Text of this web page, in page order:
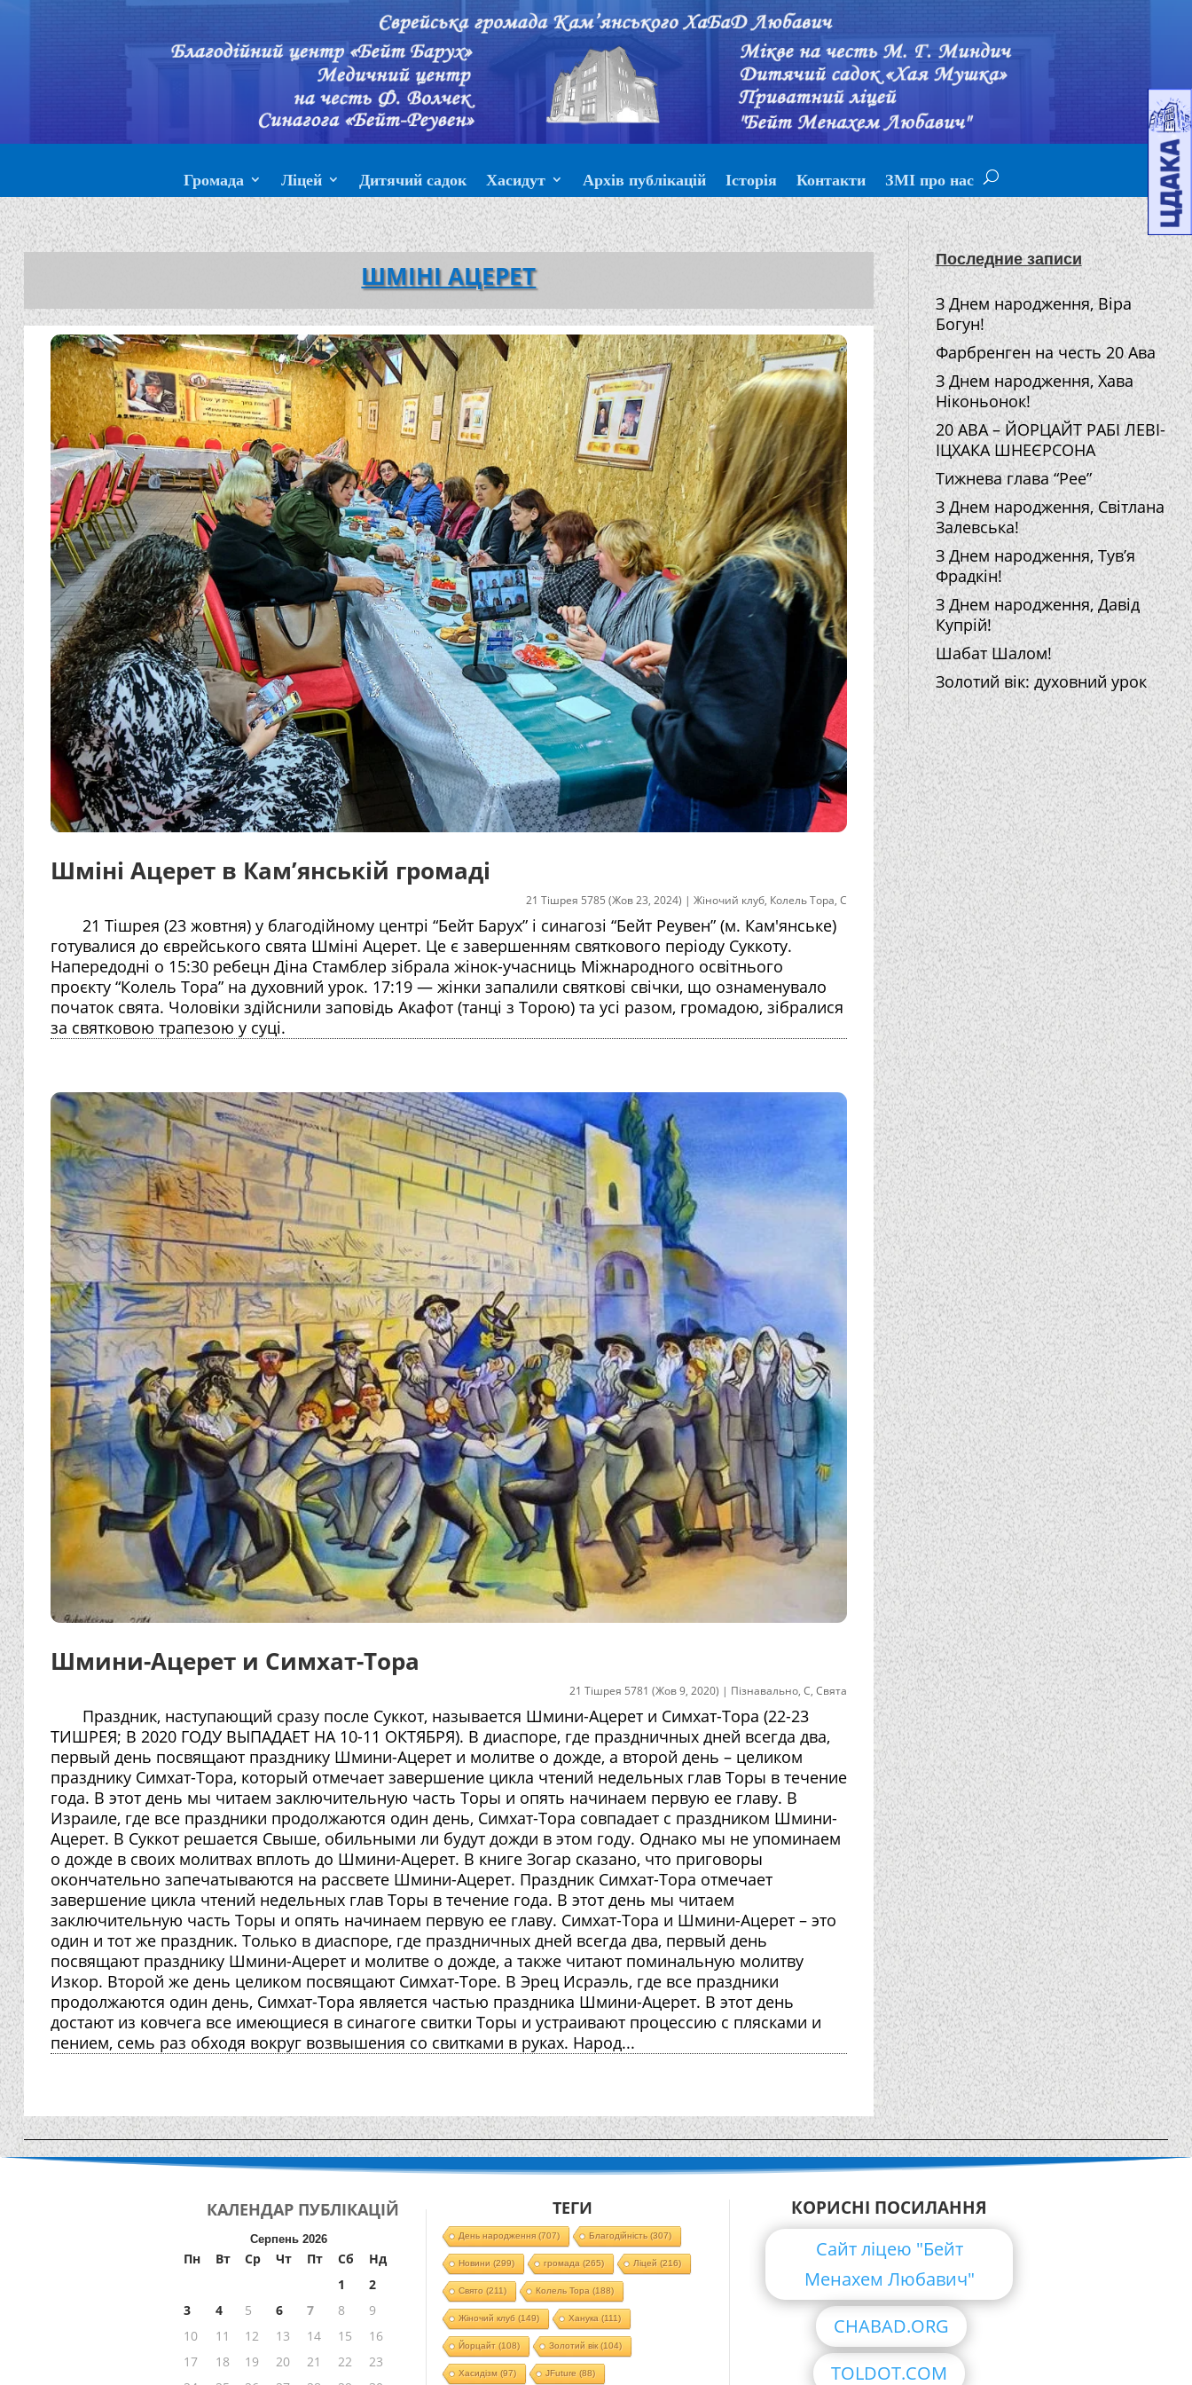
Громада Ліцей Дитячий садок Хасидут Архів публікацій Історія Контакти ЗМІ про нас
ШМІНІ АЦЕРЕТ
Шміні Ацерет в Кам’янській громаді
21 Тішрея 5785 (Жов 23, 2024) | Жіночий клуб, Колель Тора, С
21 Тішрея (23 жовтня) у благодійному центрі “Бейт Барух” і синагозі “Бейт Реувен” (м. Кам'янське)
готувалися до єврейського свята Шміні Ацерет. Це є завершенням святкового періоду Суккоту.
Напередодні о 15:30 ребецн Діна Стамблер зібрала жінок-учасниць Міжнародного освітнього
проєкту “Колель Тора” на духовний урок. 17:19 — жінки запалили святкові свічки, що ознаменувало
початок свята. Чоловіки здійснили заповідь Акафот (танці з Торою) та усі разом, громадою, зібралися
за святковою трапезою у суці.
Шмини-Ацерет и Симхат-Тора
21 Тішрея 5781 (Жов 9, 2020) | Пізнавально, С, Свята
Праздник, наступающий сразу после Суккот, называется Шмини-Ацерет и Симхат-Тора (22-23
ТИШРЕЯ; В 2020 ГОДУ ВЫПАДАЕТ НА 10-11 ОКТЯБРЯ). В диаспоре, где праздничных дней всегда два,
первый день посвящают празднику Шмини-Ацерет и молитве о дожде, а второй день – целиком
празднику Симхат-Тора, который отмечает завершение цикла чтений недельных глав Торы в течение
года. В этот день мы читаем заключительную часть Торы и опять начинаем первую ее главу. В
Израиле, где все праздники продолжаются один день, Симхат-Тора совпадает с праздником Шмини-
Ацерет. В Суккот решается Свыше, обильными ли будут дожди в этом году. Однако мы не упоминаем
о дожде в своих молитвах вплоть до Шмини-Ацерет. В книге Зогар сказано, что приговоры
окончательно запечатываются на рассвете Шмини-Ацерет. Праздник Симхат-Тора отмечает
завершение цикла чтений недельных глав Торы в течение года. В этот день мы читаем
заключительную часть Торы и опять начинаем первую ее главу. Симхат-Тора и Шмини-Ацерет – это
один и тот же праздник. Только в диаспоре, где праздничных дней всегда два, первый день
посвящают празднику Шмини-Ацерет и молитве о дожде, а также читают поминальную молитву
Изкор. Второй же день целиком посвящают Симхат-Торе. В Эрец Исраэль, где все праздники
продолжаются один день, Симхат-Тора является частью праздника Шмини-Ацерет. В этот день
достают из ковчега все имеющиеся в синагоге свитки Торы и устраивают процессию с плясками и
пением, семь раз обходя вокруг возвышения со свитками в руках. Народ...
Последние записи
З Днем народження, Віра
Богун!
Фарбренген на честь 20 Ава
З Днем народження, Хава
Ніконьонок!
20 АВА – ЙОРЦАЙТ РАБІ ЛЕВІ-
ІЦХАКА ШНЕЄРСОНА
Тижнева глава “Рее”
З Днем народження, Світлана
Залевська!
З Днем народження, Тув’я
Фрадкін!
З Днем народження, Давід
Купрій!
Шабат Шалом!
Золотий вік: духовний урок
КАЛЕНДАР ПУБЛІКАЦІЙ
Серпень 2026
Пн Вт Ср Чт Пт Сб
Нд
1
2
3
4 5 6 7 8
9
10
11 12 13 14 15
16
17
18 19 20 21 22
23
ТЕГИ
День народження(707) Благодійність (307)
Новини (299) громада (265) Ліцей (216)
Свято (211) Колель Тора (188)
Жіночий клуб (149) Ханука (111)
Йорцайт (108) Золотий вік(104)
Хасидізм (97) JFuture (88)
КОРИСНІ ПОСИЛАННЯ
Сайт ліцею "Бейт
Менахем Любавич"
CHABAD.ORG
TOLDOT.COM